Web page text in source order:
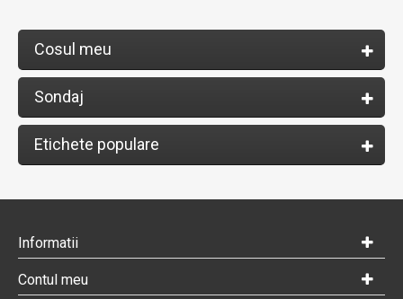
Cosul meu
Sondaj
Etichete populare
Informatii
Contul meu